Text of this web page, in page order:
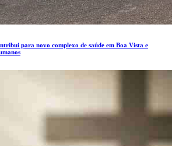
para novo complexo de saúde em Boa Vista e